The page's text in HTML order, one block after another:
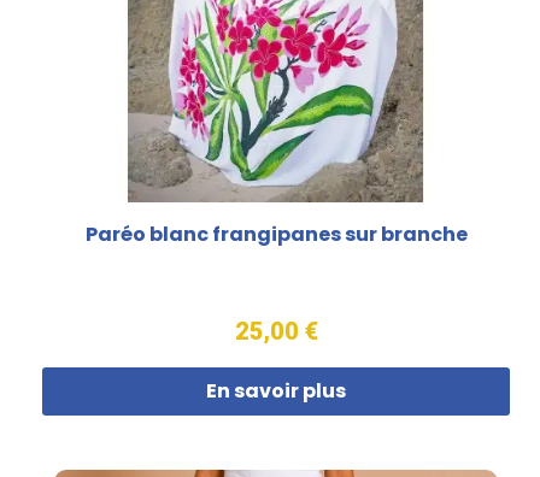
Paréo blanc frangipanes sur branche
25,00 €
En savoir plus